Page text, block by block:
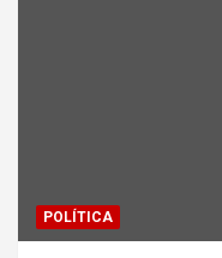
POLÍTICA